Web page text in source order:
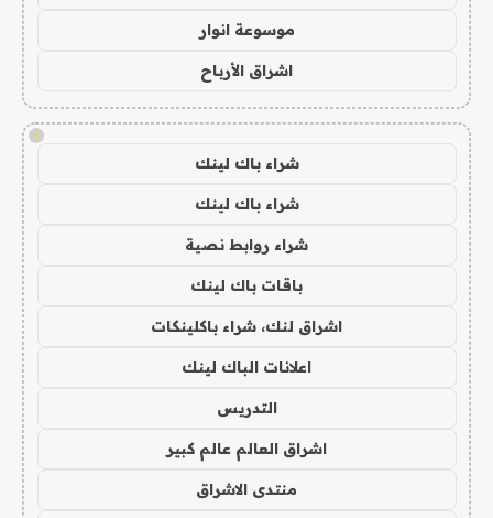
موسوعة انوار
اشراق الأرباح
!
شراء باك لينك
شراء باك لينك
شراء روابط نصية
باقات باك لينك
اشراق لنك، شراء باكلينكات
اعلانات الباك لينك
التدريس
اشراق العالم عالم كبير
منتدى الاشراق